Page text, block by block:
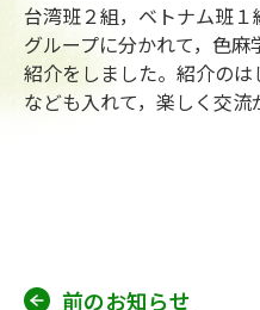
台湾班２組，ベトナム班
グループに分かれて，色
紹介をしました。紹介の
なども入れて，楽しく交流
前のお知らせ